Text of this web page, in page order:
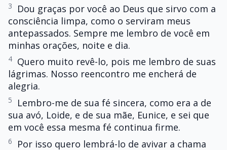
3
Dou graças por você ao Deus que sirvo com a
consciência limpa, como o serviram meus
antepassados. Sempre me lembro de você em
minhas orações, noite e dia.
4 Quero muito revê-lo, pois me lembro de suas
lágrimas. Nosso reencontro me encherá de
alegria.
5
Lembro-me de sua fé sincera, como era a de
sua avó, Loide, e de sua mãe, Eunice, e sei que
em você essa mesma fé continua firme.
6
Por isso quero lembrá-lo de avivar a chama